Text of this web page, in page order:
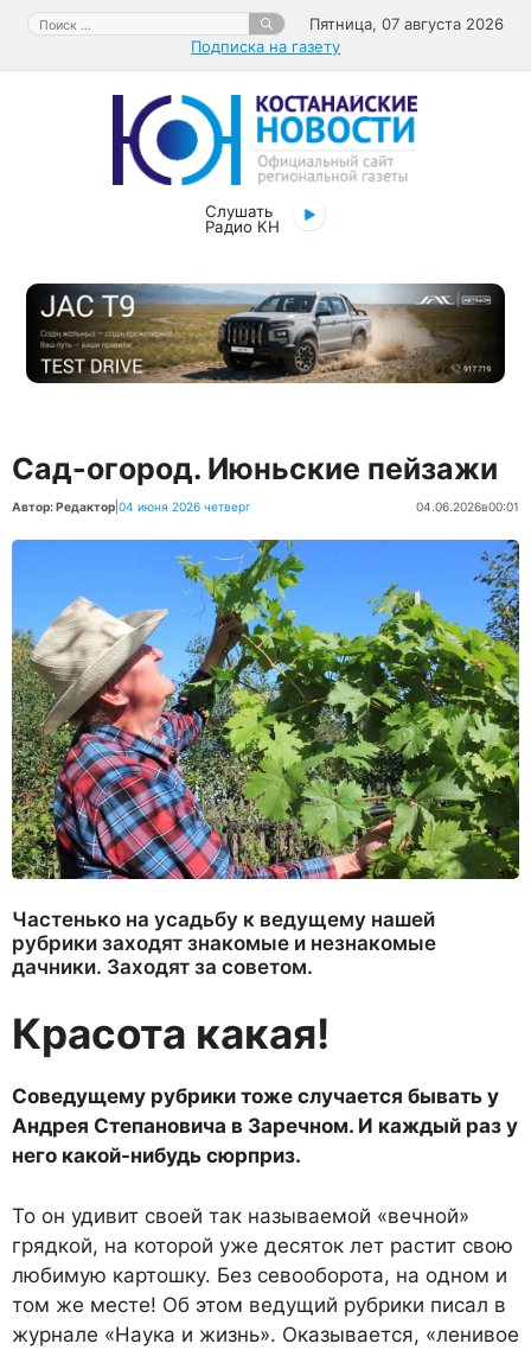
Перейти
содержимому
Поиск:
Пятница, 07 августа 2026
Подписка на газету
Слушать
Радио КН
Сад-огород. Июньские пейзажи
Автор: Редактор 04 июня 2026 четверг 04.06.2026в00:01
Частенько на усадьбу к ведущему нашей
рубрики заходят знакомые и незнакомые
дачники. Заходят за советом.
Красота какая!
Соведущему рубрики тоже случается бывать у
Андрея Степановича в Заречном. И каждый раз у
него какой-нибудь сюрприз.
То он удивит своей так называемой «вечной»
грядкой, на которой уже десяток лет растит свою
любимую картошку. Без севооборота, на одном и
том же месте! Об этом ведущий рубрики писал в
журнале «Наука и жизнь». Оказывается, «ленивое